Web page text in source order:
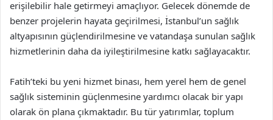
erişilebilir hale getirmeyi amaçlıyor. Gelecek dönemde de
benzer projelerin hayata geçirilmesi, İstanbul’un sağlık
altyapısının güçlendirilmesine ve vatandaşa sunulan sağlık
hizmetlerinin daha da iyileştirilmesine katkı sağlayacaktır.
Fatih’teki bu yeni hizmet binası, hem yerel hem de genel
sağlık sisteminin güçlenmesine yardımcı olacak bir yapı
olarak ön plana çıkmaktadır. Bu tür yatırımlar, toplum